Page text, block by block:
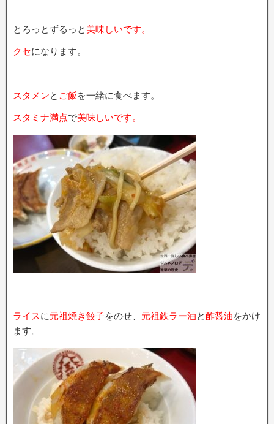
とろっとずるっと 美味しいです。
クセになります。
スタメンと ご飯 を一緒に食べます。
スタミナ満点で美味しいです。
ライスに元祖焼き餃子をのせ、 元祖鉄ラー油と酢醤油をかけ
ます。